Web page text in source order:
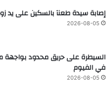
إصابة سيدة طعنآ بالسكين على يد
2026-08-05
السيطرة على حريق محدود بواجهة
في الفيوم
2026-08-05